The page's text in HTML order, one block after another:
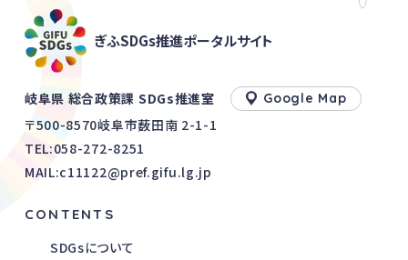
ぎふSDGs推進ポータルサイト
岐阜県 総合政策課 SDGs推進室 Google Map
〒500-8570岐阜市薮田南 2-1-1
TEL:058-272-8251
MAIL:c11122@pref.gifu.lg.jp
CONTENTS
SDGsについて